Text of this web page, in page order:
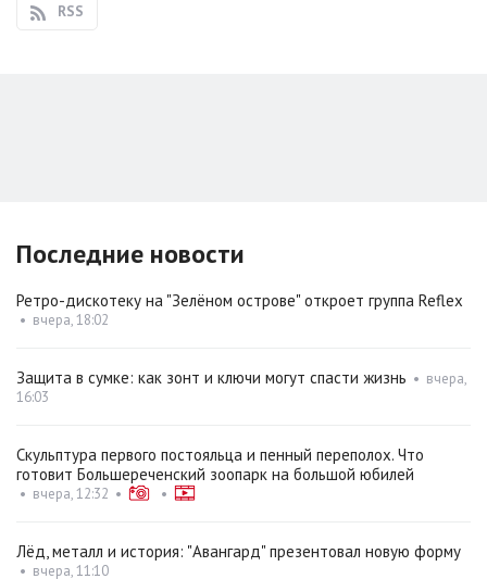
RSS
Последние новости
Ретро-дискотеку на "Зелёном острове" откроет группа Reflex
• вчера, 18:02
Защита в сумке: как зонт и ключи могут спасти жизнь • вчера,
16:03
Скульптура первого постояльца и пенный переполох. Что
готовит Большереченский зоопарк на большой юбилей
• вчера, 12:32 • •
Лёд, металл и история: "Авангард" презентовал новую форму
• вчера, 11:10